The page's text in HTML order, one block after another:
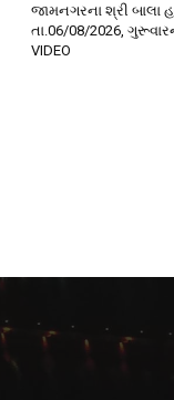
જામનગરના શ્રી બાલા
તા.06/08/2026,
VIDEO